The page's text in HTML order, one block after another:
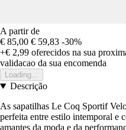
A partir de
€ 85,00 € 59,83 -30%
+€ 2,99 oferecidos na sua
validacao da sua encomenda
Loading...
Descrição
As sapatilhas Le Coq Sportif
perfeita entre estilo intemporal e
amantes da moda e da